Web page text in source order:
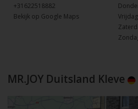
+31622518882
Bekijk op Google Maps
MR.JOY Duitsland Kleve